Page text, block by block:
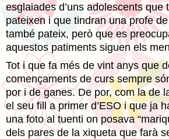
esglaiades d’uns adolescents que
pateixen i que tindran una profe
també pateix, però que es
aquestos patiments siguen els
Tot i que fa més de vint anys que
començaments de curs sempre
por i de ganes. De por, com la de
el seu fill a primer d’ESO i que ja
una foto al tuenti on posava
dels pares de la xiqueta que farà